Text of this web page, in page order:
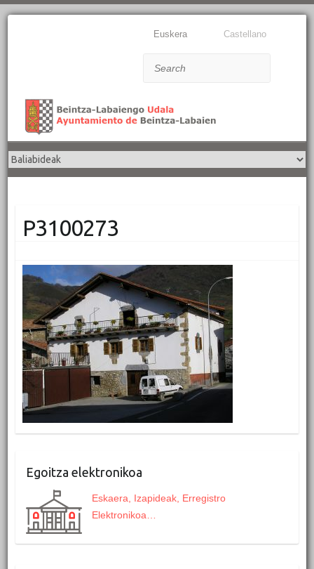
Euskera Castellano
P3100273
Egoitza elektronikoa
Eskaera, Izapideak, Erregistro
Elektronikoa…